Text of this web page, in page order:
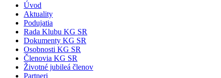
Úvod
Aktuality
Podujatia
Rada Klubu KG SR
Dokumenty KG SR
Osobnosti KG SR
Členovia KG SR
Životné jubileá členov
Partneri